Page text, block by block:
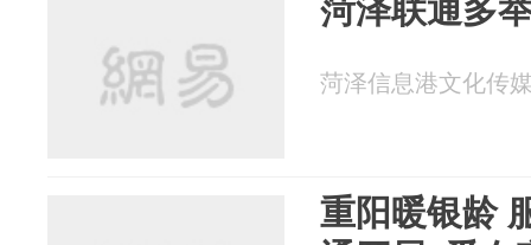
菏泽联通多
菏泽信息港文化传
重阳暖银龄